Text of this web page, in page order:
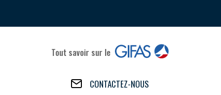
Tout savoir sur le
CONTACTEZ-NOUS